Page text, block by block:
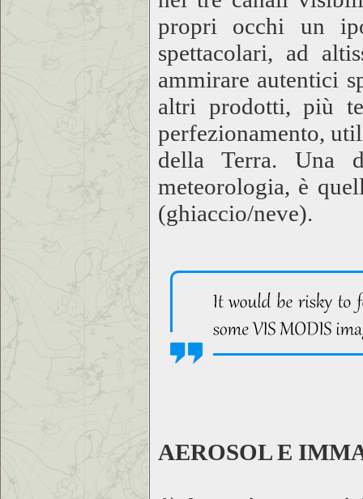
propri occhi un
spettacolari, ad
ammirare autentici
altri prodotti, più
perfezionamento,
della Terra. Una
meteorologia, è
(ghiaccio/neve).
AEROSOL E